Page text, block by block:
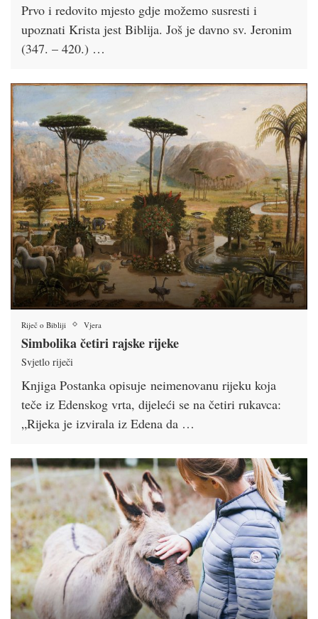
Prvo i redovito mjesto gdje možemo susresti i
upoznati Krista jest Biblija. Još je davno sv. Jeronim
(347. – 420.) …
Riječ o Bibliji Vjera
Simbolika četiri rajske rijeke
Svjetlo riječi
Knjiga Postanka opisuje neimenovanu rijeku koja
teče iz Edenskog vrta, dijeleći se na četiri rukavca:
„Rijeka je izvirala iz Edena da …